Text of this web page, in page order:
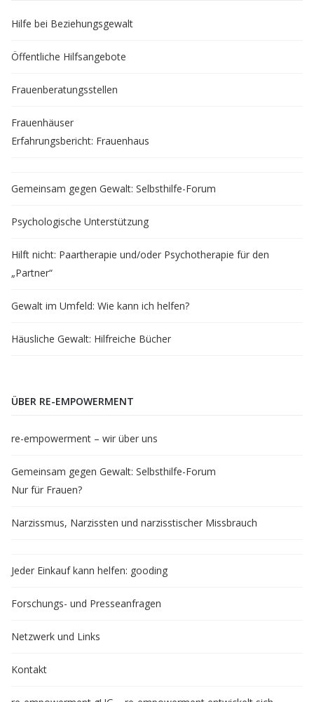
Hilfe bei Beziehungsgewalt
Öffentliche Hilfsangebote
Frauenberatungsstellen
Frauenhäuser
Erfahrungsbericht: Frauenhaus
Gemeinsam gegen Gewalt: Selbsthilfe-Forum
Psychologische Unterstützung
Hilft nicht: Paartherapie und/oder Psychotherapie für den
„Partner“
Gewalt im Umfeld: Wie kann ich helfen?
Häusliche Gewalt: Hilfreiche Bücher
ÜBER RE-EMPOWERMENT
re-empowerment – wir über uns
Gemeinsam gegen Gewalt: Selbsthilfe-Forum
Nur für Frauen?
Narzissmus, Narzissten und narzisstischer Missbrauch
Jeder Einkauf kann helfen: gooding
Forschungs- und Presseanfragen
Netzwerk und Links
Kontakt